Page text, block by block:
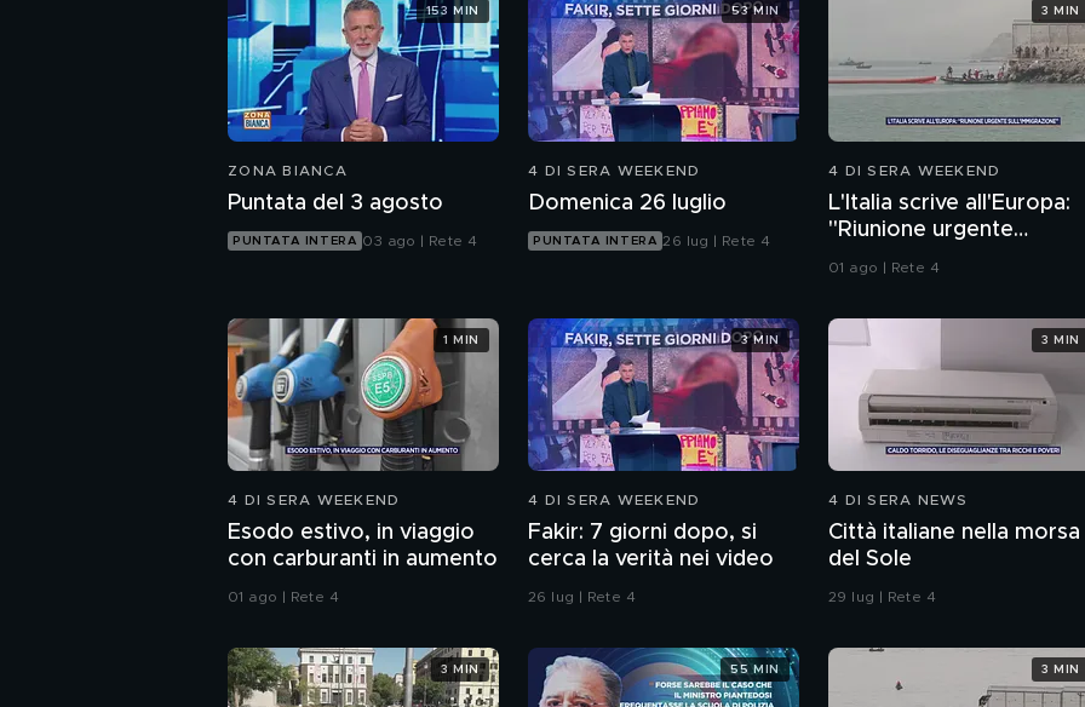
ZONA BIANCA
Puntata del 3 agosto
PUNTATA INTERA 03 ago | Rete 4
153 MIN
4 DI SERA WEEKEND
Domenica 26 luglio
PUNTATA INTERA 26 lug | Rete 4
53 MIN
4 DI SERA WEEKEND
L'Italia scrive all'Europa:
"Riunione urgente
sull'immigrazione"
01 ago | Rete 4
3 MIN
4 DI SERA WEEKEND
Esodo estivo, in viaggio
con carburanti in aumento
01 ago | Rete 4
1 MIN
4 DI SERA WEEKEND
Fakir: 7 giorni dopo, si
cerca la verità nei video
26 lug | Rete 4
3 MIN
4 DI SERA NEWS
Città italiane nella morsa
del Sole
29 lug | Rete 4
3 MIN
3 MIN 55 MIN 3 MIN